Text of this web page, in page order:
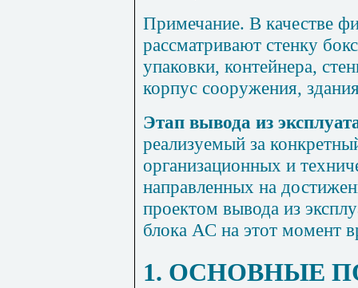
Примечание. В качестве
рассматривают стенку
упаковки, контейнера,
корпус сооружения,
Этап вывода из
реализуемый за
организационных и
направленных на
проектом вывода из
блока АС на этот момент
1. ОСНОВНЫЕ